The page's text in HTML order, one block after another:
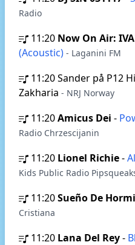
Radio
11:20 Now On Air:
(Acoustic) - Laganini FM
11:20Sander på P12
Zakharia - NRJ Norway
11:20Amicus Dei -
Radio Chrzescijanin
11:20 Lionel Richie-
Kids Public Radio
11:20Sueño De
Cristiana
11:20 Lana Del Rey-